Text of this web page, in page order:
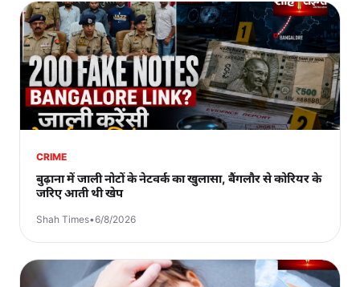
CRIME
बुढ़ाना में जाली नोटों के नेटवर्क का खुलासा, बैंगलौर से कोरियर के
जरिए आती थी खेप
Shah Times•6/8/2026